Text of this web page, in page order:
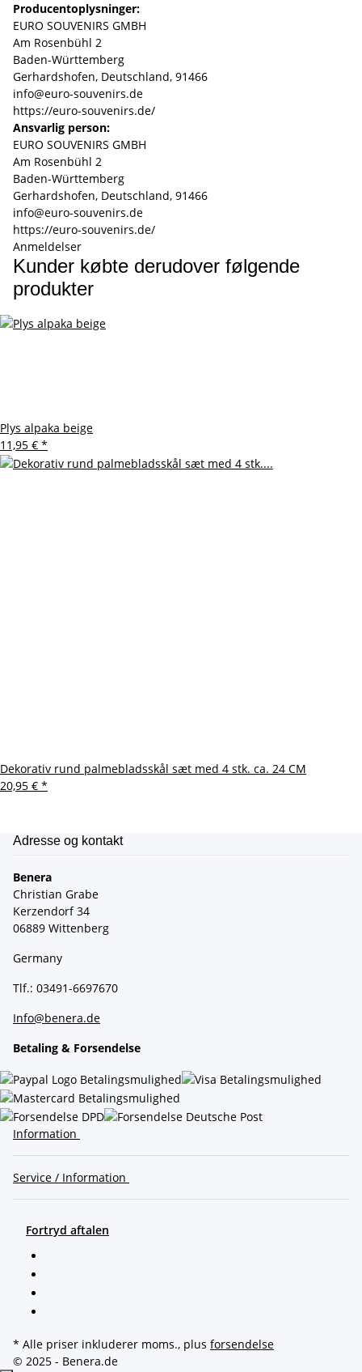
Producentoplysninger:
EURO SOUVENIRS GMBH
Am Rosenbühl 2
Baden-Württemberg
Gerhardshofen, Deutschland, 91466
info@euro-souvenirs.de
https://euro-souvenirs.de/
Ansvarlig person:
EURO SOUVENIRS GMBH
Am Rosenbühl 2
Baden-Württemberg
Gerhardshofen, Deutschland, 91466
info@euro-souvenirs.de
https://euro-souvenirs.de/
Anmeldelser
Kunder købte derudover følgende
produkter
Plys alpaka beige
11,95 € *
Dekorativ rund palmebladsskål sæt med 4 stk. ca. 24 CM
20,95 € *
Adresse og kontakt
Benera
Christian Grabe
Kerzendorf 34
06889 Wittenberg
Germany
Tlf.: 03491-6697670
Info@benera.de
Betaling & Forsendelse
Information
Service / Information
Fortryd aftalen
* Alle priser inkluderer moms., plus forsendelse
© 2025 - Benera.de